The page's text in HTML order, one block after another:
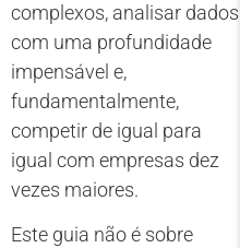
complexos, analisar dados
com uma profundidade
impensável e,
fundamentalmente,
competir de igual para
igual com empresas dez
vezes maiores.
Este guia não é sobre